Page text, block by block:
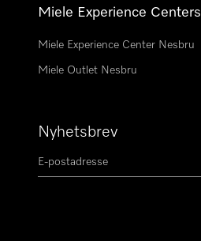
Miele Experience Centers
Miele Experience Center Nesbru
Miele Outlet Nesbru
Nyhetsbrev